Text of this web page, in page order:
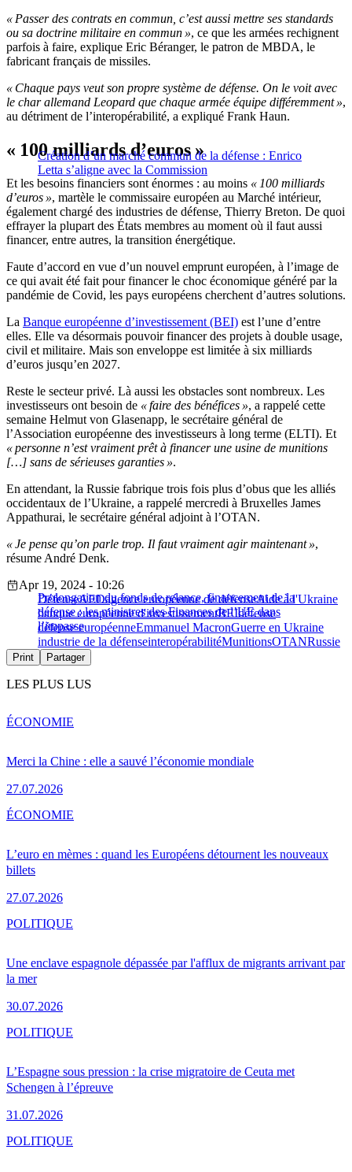
« Passer des contrats en commun, c’est aussi mettre ses standards
ou sa doctrine militaire en commun », ce que les armées rechignent
parfois à faire, explique Eric Béranger, le patron de MBDA, le
fabricant français de missiles.
« Chaque pays veut son propre système de défense. On le voit avec
le char allemand Leopard que chaque armée équipe différemment »,
au détriment de l’interopérabilité, a expliqué Frank Haun.
Création d’un marché commun de la défense : Enrico
Letta s’aligne avec la Commission
« 100 milliards d’euros »
Et les besoins financiers sont énormes : au moins « 100 milliards
d’euros », martèle le commissaire européen au Marché intérieur,
également chargé des industries de défense, Thierry Breton. De quoi
effrayer la plupart des États membres au moment où il faut aussi
financer, entre autres, la transition énergétique.
Faute d’accord en vue d’un nouvel emprunt européen, à l’image de
ce qui avait été fait pour financer le choc économique généré par la
pandémie de Covid, les pays européens cherchent d’autres solutions.
La Banque européenne d’investissement (BEI) est l’une d’entre
elles. Elle va désormais pouvoir financer des projets à double usage,
civil et militaire. Mais son enveloppe est limitée à six milliards
d’euros jusqu’en 2027.
Reste le secteur privé. Là aussi les obstacles sont nombreux. Les
investisseurs ont besoin de « faire des bénéfices », a rappelé cette
semaine Helmut von Glasenapp, le secrétaire général de
l’Association européenne des investisseurs à long terme (ELTI). Et
« personne n’est vraiment prêt à financer une usine de munitions
[…] sans de sérieuses garanties ».
En attendant, la Russie fabrique trois fois plus d’obus que les alliés
occidentaux de l’Ukraine, a rappelé mercredi à Bruxelles James
Appathurai, le secrétaire général adjoint à l’OTAN.
« Je pense qu’on parle trop. Il faut vraiment agir maintenant »,
résume André Denk.
Prolongation du fonds de relance, financement de la
défense : les ministres des Finances de l’UE dans
l’impasse
Apr 19, 2024 - 10:26
DéfenseAEDagence européenne de défenseAide à l'Ukraine
banque européenne d'investissementBEIdéfense
défense européenneEmmanuel MacronGuerre en Ukraine
industrie de la défenseinteropérabilitéMunitionsOTANRussie
Print Partager
LES PLUS LUS
Merci la Chine : elle a sauvé l’économie mondiale
27.07.2026
ÉCONOMIE
L’euro en mèmes : quand les Européens détournent les nouveaux
billets
27.07.2026
ÉCONOMIE
Une enclave espagnole dépassée par l'afflux de migrants arrivant par
la mer
30.07.2026
POLITIQUE
L’Espagne sous pression : la crise migratoire de Ceuta met
Schengen à l’épreuve
31.07.2026
POLITIQUE
POLITIQUE